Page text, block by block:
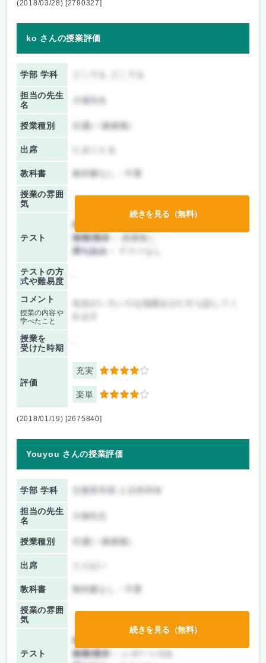
(2018/03/28) [2790327]
ko さんの授業評価
学部 学科
担当の先生
名
大塚先生
授業種別 共通(一般教養)
出席
教科書 教科書なし・不要
授業の雰囲
気
テスト
前期/中間：
後期/期末：
授業無し
持ち込み：
テストの方
式や難易度
コメント
授業の内容や
学べたこと
先生がいろいろな知識をひたすら話してく
授業を
受けた時期
評価
充実 4
楽単 4
続きを見る（無料）
(2018/01/19) [2675840]
Youyou さんの授業評価
学部 学科
担当の先生
名
大塚先生
授業種別 共通(一般教養)
出席
教科書 教科書なし・不要
授業の雰囲
気
テスト
前期/中間：
後期/期末：
続きを見る（無料）